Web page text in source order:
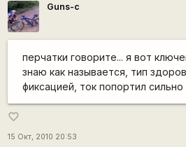
Guns-c
перчатки говорите... я вот
знаю как называется, тип
фиксацией, ток попортил сильно
favorite_border
15 Окт, 2010 20:53